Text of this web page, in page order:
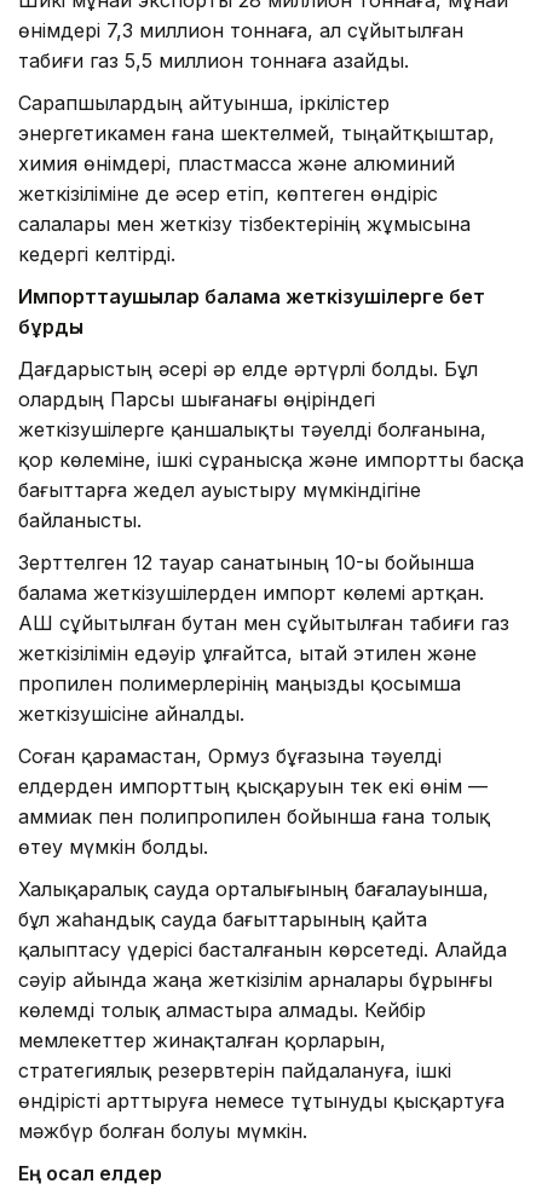
өнімдері 7,3 миллион тоннаға, ал сұйытылған
табиғи газ 5,5 миллион тоннаға азайды.
Сарапшылардың айтуынша, іркілістер
энергетикамен ғана шектелмей, тыңайтқыштар,
химия өнімдері, пластмасса және алюминий
жеткізіліміне де әсер етіп, көптеген өндіріс
салалары мен жеткізу тізбектерінің жұмысына
кедергі келтірді.
Импорттаушылар балама жеткізушілерге бет
бұрды
Дағдарыстың әсері әр елде әртүрлі болды. Бұл
олардың Парсы шығанағы өңіріндегі
жеткізушілерге қаншалықты тәуелді болғанына,
қор көлеміне, ішкі сұранысқа және импортты басқа
бағыттарға жедел ауыстыру мүмкіндігіне
байланысты.
Зерттелген 12 тауар санатының 10-ы бойынша
балама жеткізушілерден импорт көлемі артқан.
АҚШ сұйытылған бутан мен сұйытылған табиғи газ
жеткізілімін едәуір ұлғайтса, Қытай этилен және
пропилен полимерлерінің маңызды қосымша
жеткізушісіне айналды.
Соған қарамастан, Ормуз бұғазына тәуелді
елдерден импорттың қысқаруын тек екі өнім —
аммиак пен полипропилен бойынша ғана толық
өтеу мүмкін болды.
Халықаралық сауда орталығының бағалауынша,
бұл жаһандық сауда бағыттарының қайта
қалыптасу үдерісі басталғанын көрсетеді. Алайда
сәуір айында жаңа жеткізілім арналары бұрынғы
көлемді толық алмастыра алмады. Кейбір
мемлекеттер жинақталған қорларын,
стратегиялық резервтерін пайдалануға, ішкі
өндірісті арттыруға немесе тұтынуды қысқартуға
мәжбүр болған болуы мүмкін.
Ең осал елдер